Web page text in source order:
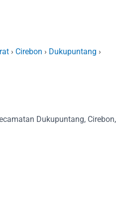
› Cirebon › Dukupuntang ›
Dukupuntang, Cirebon,